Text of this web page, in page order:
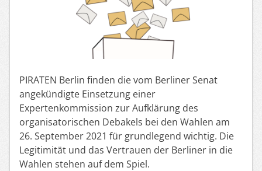
PIRATEN Berlin finden die vom Berliner Senat
angekündigte Einsetzung einer
Expertenkommission zur Aufklärung des
organisatorischen Debakels bei den Wahlen am
26. September 2021 für grundlegend wichtig. Die
Legitimität und das Vertrauen der Berliner in die
Wahlen stehen auf dem Spiel.